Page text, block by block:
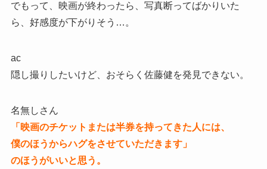
でもって、映画が終わったら、写真断ってばかりいた
ら、好感度が下がりそう…。
ac
隠し撮りしたいけど、おそらく佐藤健を発見できない。
名無しさん
「映画のチケットまたは半券を持ってきた人には、
僕のほうからハグをさせていただきます」
のほうがいいと思う。